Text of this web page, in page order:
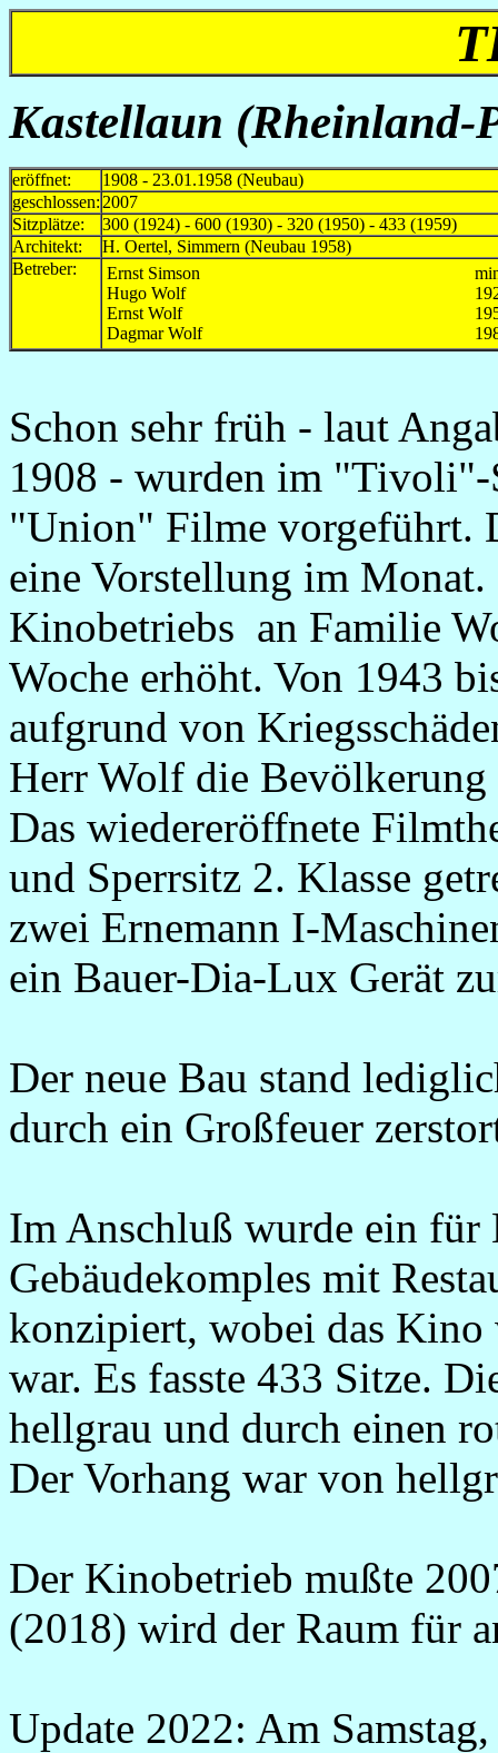
Kastellaun (Rheinland-
eröffnet:
1908 - 23.01.1958 (Neubau)
geschlossen: 2007
Sitzplätze:
300 (1924) - 600 (1930) - 320 (1950) - 433 (1959)
Architekt:
H. Oertel, Simmern (Neubau 1958)
Betreber:
Ernst Simson
Hugo Wolf
Ernst Wolf
Dagmar Wolf
Schon sehr früh - laut
1908 - wurden im "Tivoli"-
"Union" Filme vorgeführt.
eine Vorstellung im Monat.
Kinobetriebs an Familie
Woche erhöht. Von 1943
aufgrund von
Herr Wolf die
Das wiedereröffnete
und Sperrsitz 2. Klasse
zwei Ernemann I-
ein Bauer-Dia-Lux Gerät
Der neue Bau stand
durch ein Großfeuer
Im Anschluß wurde ein für
Gebäudekomples mit
konzipiert, wobei das Kino
war. Es fasste 433 Sitze.
hellgrau und durch einen
Der Vorhang war von
Der Kinobetrieb mußte
(2018) wird der Raum für
Update 2022: Am